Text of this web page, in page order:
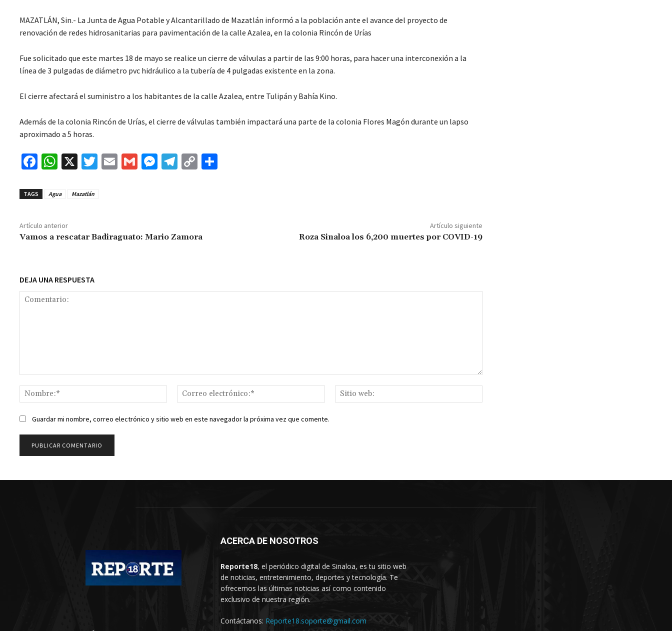
MAZATLÁN, Sin.- La Junta de Agua Potable y Alcantarillado de Mazatlán informó a la población ante el avance del proyecto de
renovación de redes hidrosanitarias para pavimentación de la calle Azalea, en la colonia Rincón de Urías
Fue solicitado que este martes 18 de mayo se realice un cierre de válvulas a partir de las 9:00 horas, para hacer una interconexión a la
línea de 3 pulgadas de diámetro pvc hidráulico a la tubería de 4 pulgadas existente en la zona.
El cierre afectará el suministro a los habitantes de la calle Azalea, entre Tulipán y Bahía Kino.
Además de la colonia Rincón de Urías, el cierre de válvulas también impactará una parte de la colonia Flores Magón durante un lapso
aproximado a 5 horas.
Fa
b
o
k
W
at
p
p
X
T
E
G
M
r
Te C
n
TAGS Agua Mazatlán
Artículo anterior
Vamos a rescatar Badiraguato: Mario Zamora
Artículo siguiente
Roza Sinaloa los 6,200 muertes por COVID-19
DEJA UNA RESPUESTA
Nombre:*
Correo
electrónico:*
web:
Guardar mi nombre, correo electrónico y sitio web en este navegador la próxima vez que comente.
ACERCA DE NOSOTROS
Reporte18, el periódico digital de Sinaloa, es tu sitio web
de noticias, entretenimiento, deportes y tecnología. Te
ofrecemos las últimas noticias así como contenido
exclusivo de nuestra región.
Contáctanos: Reporte18.soporte@gmail.com